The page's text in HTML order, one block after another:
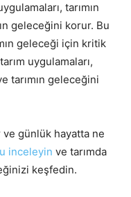
tarımın
geleceğini korur. Bu
geleceği için kritik
uygulamaları,
tarımın geleceğini
ve günlük hayatta ne
inceleyin ve tarımda
keşfedin.